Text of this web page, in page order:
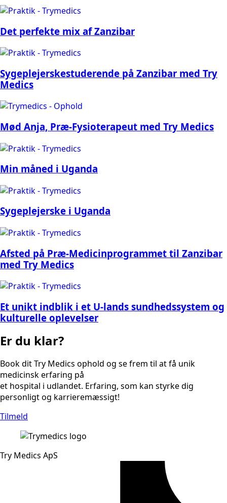
Det perfekte mix af Zanzibar
Sygeplejerskestuderende på Zanzibar med Try
Medics
Mød Anja, Præ-Fysioterapeut med Try Medics
Min måned i Uganda
Sygeplejerske i Uganda
Afsted på Præ-Medicinprogrammet til Zanzibar
med Try Medics
Et unikt indblik i et U-lands sundhedssystem og
kulturelle oplevelser
Er du klar?
Book dit Try Medics ophold og se frem til at få unik
medicinsk erfaring på
et hospital i udlandet. Erfaring, som kan styrke dig
personligt og karrieremæssigt!
Tilmeld
Try Medics ApS